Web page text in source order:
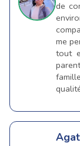
de
me
tout